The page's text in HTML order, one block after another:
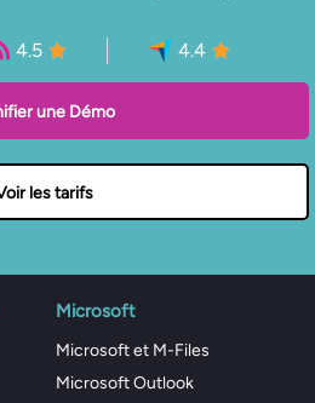
4.5 4.4
une Démo
les tarifs
Microsoft
Microsoft et M-Files
Microsoft Outlook